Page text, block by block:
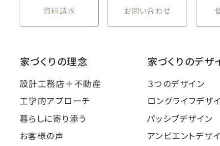
資料請求 お問い合わせ
家づくりの理念
設計工務店＋不動産
工学的アプローチ
暮らしに寄り添う
お客様の声
家づくりのデザ
３つのデザイン
ロングライフデザ
パッシブデザイン
アンビエントデザ